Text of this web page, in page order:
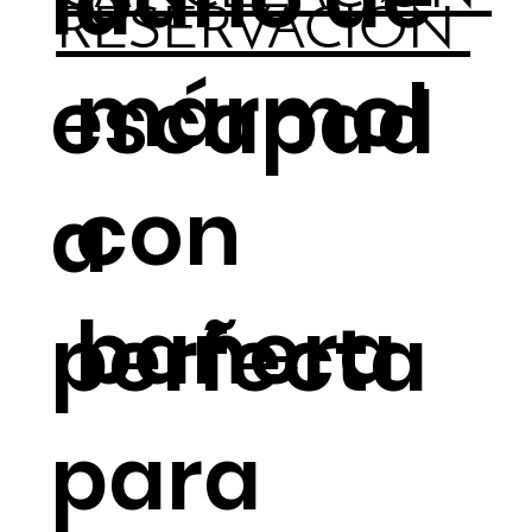
mármol
con
bañera
escapad
a
perfecta
para
RESERVACIÓN